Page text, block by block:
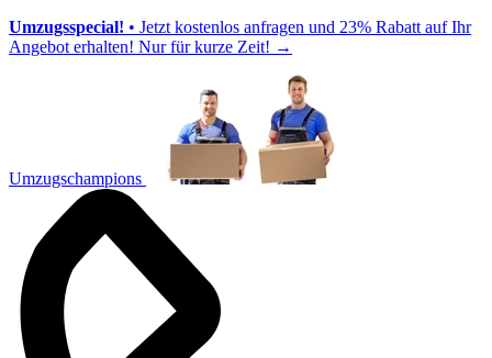
Umzugsspecial! • Jetzt kostenlos anfragen und 23% Rabatt auf Ihr
Angebot erhalten! Nur für kurze Zeit! →
Umzugschampions